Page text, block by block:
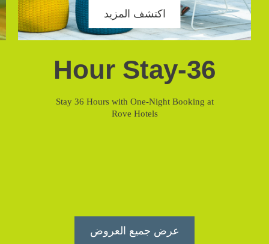
اكتشف المزيد
36-Hour Stay
Stay 36 Hours with One-Night Booking at
Rove Hotels
عرض جميع العروض